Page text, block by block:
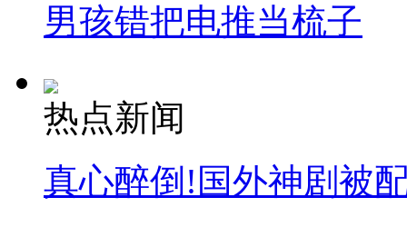
男孩错把电推当梳子
热点新闻
真心醉倒!国外神剧被